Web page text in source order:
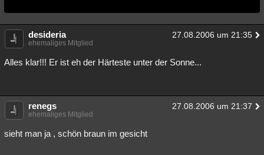
Besucht Teilgenommen Alle Neue Geschlossen
Lesenswert
desideria 27.08.2006 um 21:35
ehemaliges Mitglied
Alles klar!!! Er ist eh der Härteste unter der Sonne...
renegs 27.08.2006 um 21:37
ehemaliges Mitglied
sieht man ja , schön braun im gesicht